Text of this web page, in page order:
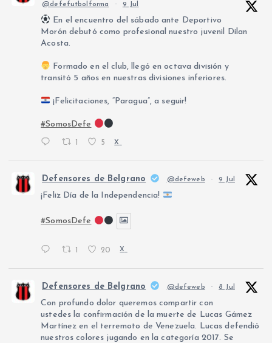
@defefutbolforma · 9 Jul
En el encuentro del sábado ante Deportivo
Morón debutó como profesional nuestro juvenil Dilan
Acosta.
Formado en el club, llegó en octava división y
transitó 5 años en nuestras divisiones inferiores.
¡Felicitaciones, “Paragua”, a seguir!
#SomosDefe
5 X
Defensores de Belgrano @defeweb · 9 Jul
¡Feliz Día de la Independencia!
#SomosDefe
1 20 X
Defensores de Belgrano @defeweb · 8 Jul
Con profundo dolor queremos compartir con
ustedes la confirmación de la muerte de Lucas Gámez
Martínez en el terremoto de Venezuela. Lucas defendió
nuestros colores jugando en la categoría 2017. Se